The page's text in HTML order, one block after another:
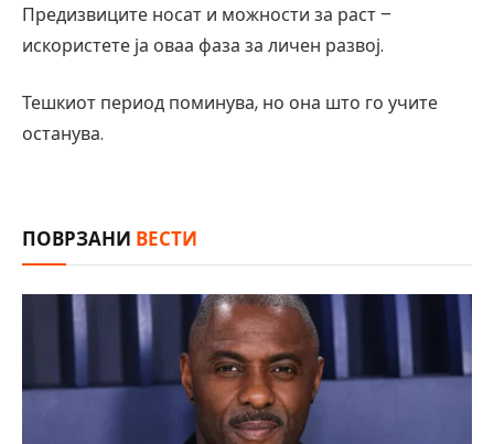
Предизвиците носат и можности за раст –
искористете ја оваа фаза за личен развој.
Тешкиот период поминува, но она што го учите
останува.
ПОВРЗАНИ ВЕСТИ